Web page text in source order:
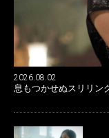
2026.08.02
息もつかせぬスリリン